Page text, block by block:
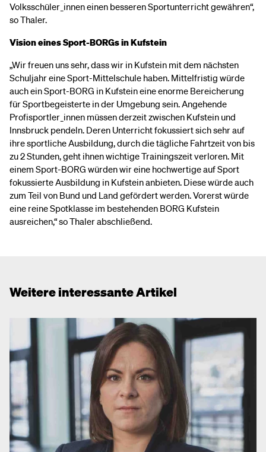
Volksschüler_innen einen besseren Sportunterricht gewähren“,
so Thaler.
Vision eines Sport-BORGs in Kufstein
„Wir freuen uns sehr, dass wir in Kufstein mit dem nächsten
Schuljahr eine Sport-Mittelschule haben. Mittelfristig würde
auch ein Sport-BORG in Kufstein eine enorme Bereicherung
für Sportbegeisterte in der Umgebung sein. Angehende
Profisportler_innen müssen derzeit zwischen Kufstein und
Innsbruck pendeln. Deren Unterricht fokussiert sich sehr auf
ihre sportliche Ausbildung, durch die tägliche Fahrtzeit von bis
zu 2 Stunden, geht ihnen wichtige Trainingszeit verloren. Mit
einem Sport-BORG würden wir eine hochwertige auf Sport
fokussierte Ausbildung in Kufstein anbieten. Diese würde auch
zum Teil von Bund und Land gefördert werden. Vorerst würde
eine reine Spotklasse im bestehenden BORG Kufstein
ausreichen,“ so Thaler abschließend.
Weitere interessante Artikel